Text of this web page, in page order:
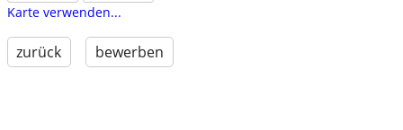
Karte verwenden...
zurück bewerben